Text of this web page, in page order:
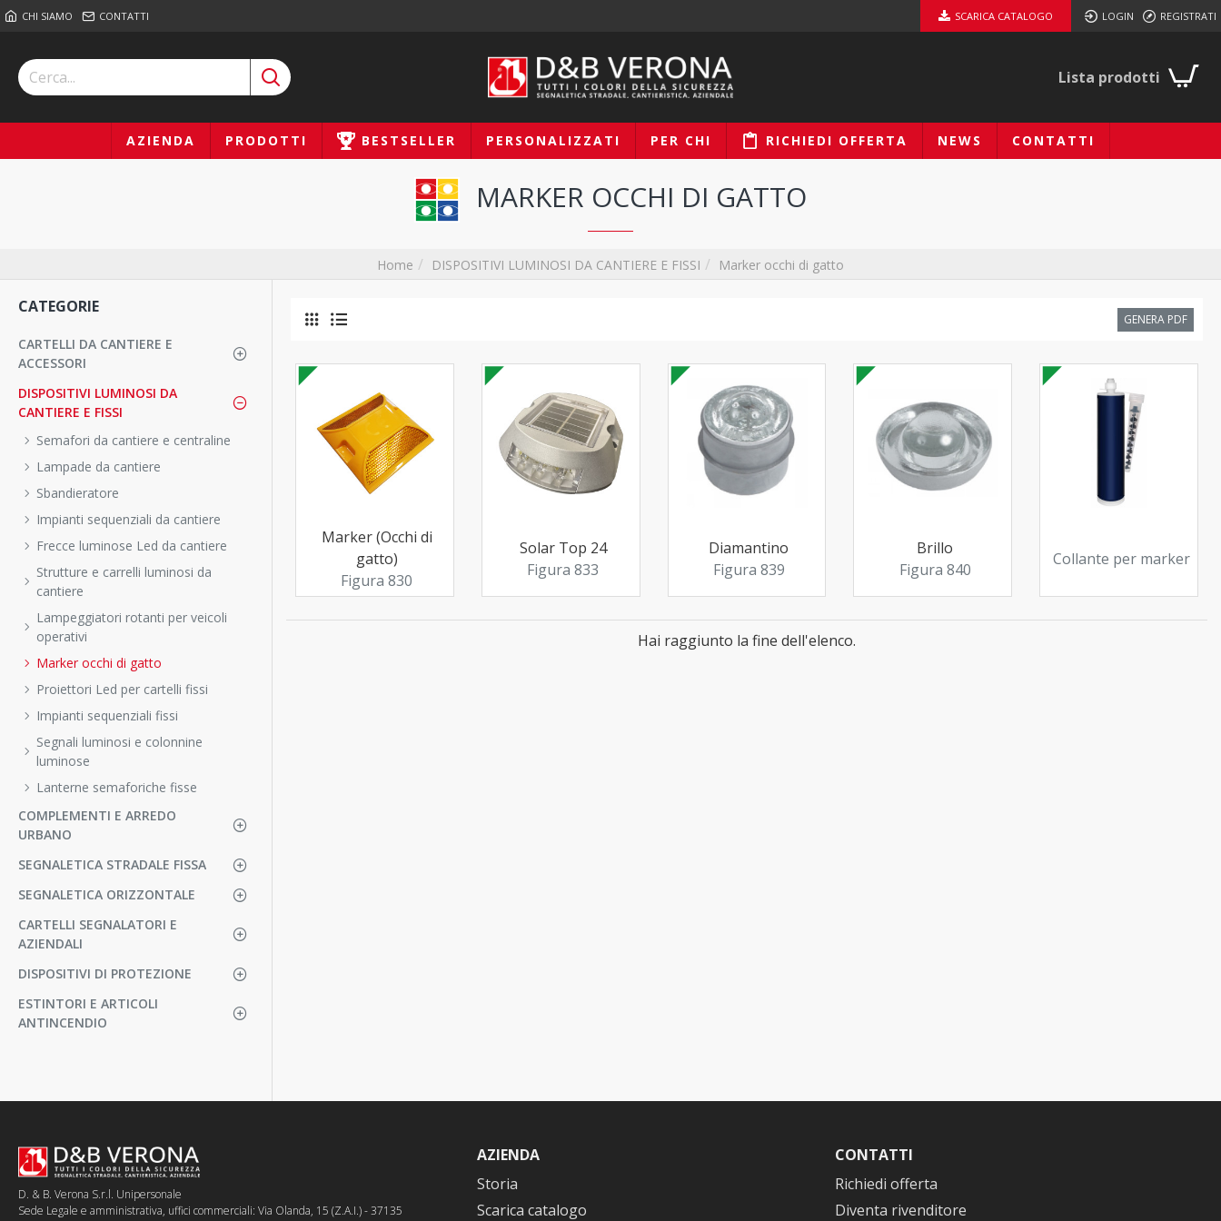
CHI SIAMO CONTATTI SCARICA CATALOGO LOGIN REGISTRATI
Lista prodotti
AZIENDA PRODOTTI BESTSELLER PERSONALIZZATI PER CHI RICHIEDI OFFERTA NEWS CONTATTI
Home DISPOSITIVI LUMINOSI DA CANTIERE E FISSI Marker occhi di gatto
MARKER OCCHI DI GATTO
CATEGORIE
CARTELLI DA CANTIERE E
ACCESSORI
DISPOSITIVI LUMINOSI DA
CANTIERE E FISSI
Semafori da cantiere e centraline
Lampade da cantiere
Sbandieratore
Impianti sequenziali da cantiere
Frecce luminose Led da cantiere
Strutture e carrelli luminosi da
cantiere
Lampeggiatori rotanti per veicoli
operativi
Marker occhi di gatto
Proiettori Led per cartelli fissi
Impianti sequenziali fissi
Segnali luminosi e colonnine
luminose
Lanterne semaforiche fisse
COMPLEMENTI E ARREDO
URBANO
SEGNALETICA STRADALE FISSA
SEGNALETICA ORIZZONTALE
CARTELLI SEGNALATORI E
AZIENDALI
DISPOSITIVI DI PROTEZIONE
ESTINTORI E ARTICOLI
ANTINCENDIO
GENERA PDF
Marker (Occhi di
gatto)
Figura 830
Solar Top 24
Figura 833
Diamantino
Figura 839
Brillo
Figura 840
Collante per marker
Hai raggiunto la fine dell'elenco.
D. & B. Verona S.r.l. Unipersonale
Sede Legale e amministrativa, uffici commerciali: Via Olanda, 15 (Z.A.I.) - 37135
AZIENDA
Storia
Scarica catalogo
CONTATTI
Richiedi offerta
Diventa rivenditore